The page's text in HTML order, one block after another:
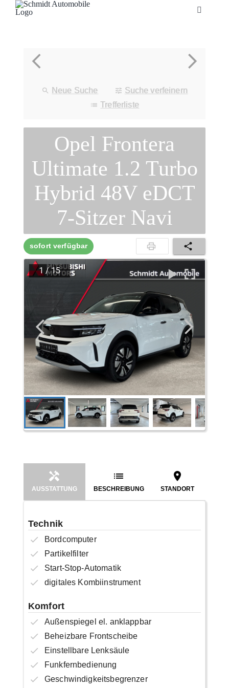
Toggle
Fahrzeuge
Neuheiten
Service
Neue Suche
Suche verfeinern
Trefferliste
Opel Frontera
Ultimate 1.2 Turbo
Hybrid 48V eDCT
7-Sitzer Navi
sofort verfügbar
1 /15
AUSSTATTUNG BESCHREIBUNG STANDORT
Technik
Bordcomputer
Partikelfilter
Start-Stop-Automatik
digitales Kombiinstrument
Komfort
Außenspiegel el. anklappbar
Beheizbare Frontscheibe
Einstellbare Lenksäule
Funkfernbedienung
Geschwindigkeitsbegrenzer